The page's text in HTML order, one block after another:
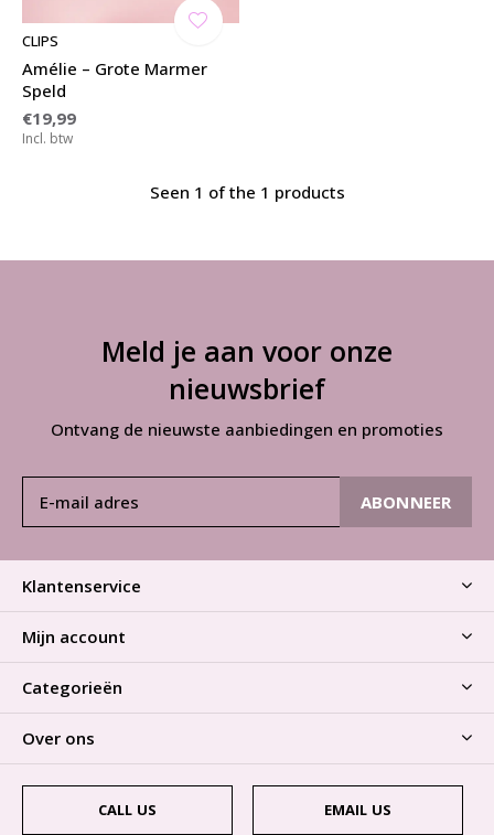
CLIPS
Amélie – Grote Marmer
Speld
€19,99
Incl. btw
Seen 1 of the 1 products
Meld je aan voor onze
nieuwsbrief
Ontvang de nieuwste aanbiedingen en promoties
ABONNEER
Klantenservice
Mijn account
Categorieën
Over ons
CALL US EMAIL US